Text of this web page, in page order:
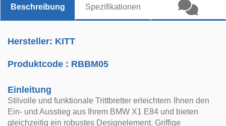
Beschreibung Spezifikationen
Hersteller: KITT
Produktcode : RBBM05
Einleitung
Stilvolle und funktionale Trittbretter erleichtern Ihnen den
Ein- und Ausstieg aus Ihrem BMW X1 E84 und bieten
gleichzeitig ein robustes Designelement. Griffige